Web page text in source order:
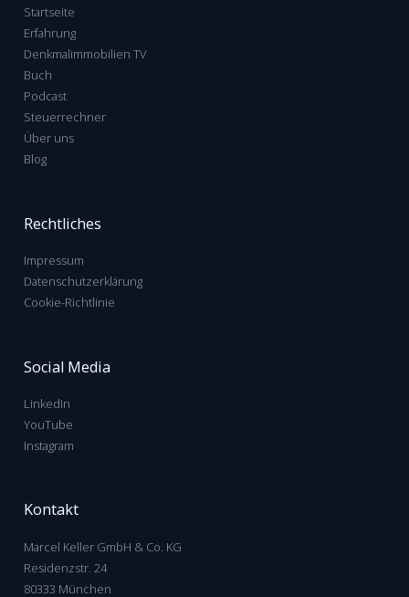
Startseite
Erfahrung
Denkmalimmobilien TV
Buch
Podcast
Steuerrechner
Über uns
Blog
Rechtliches
Impressum
Datenschutzerklärung
Cookie-Richtlinie
Social Media
LinkedIn
YouTube
Instagram
Kontakt
Marcel Keller GmbH & Co. KG
Residenzstr. 24
80333 München